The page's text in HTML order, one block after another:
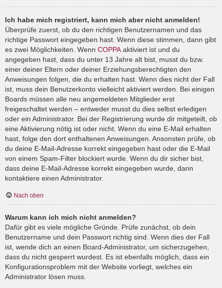
Ich habe mich registriert, kann mich aber nicht anmelden!
Überprüfe zuerst, ob du den richtigen Benutzernamen und das
richtige Passwort eingegeben hast. Wenn diese stimmen, dann gibt
es zwei Möglichkeiten. Wenn COPPA aktiviert ist und du
angegeben hast, dass du unter 13 Jahre alt bist, musst du bzw.
einer deiner Eltern oder deiner Erziehungsberechtigten den
Anweisungen folgen, die du erhalten hast. Wenn dies nicht der Fall
ist, muss dein Benutzerkonto vielleicht aktiviert werden. Bei einigen
Boards müssen alle neu angemeldeten Mitglieder erst
freigeschaltet werden – entweder musst du dies selbst erledigen
oder ein Administrator. Bei der Registrierung wurde dir mitgeteilt, ob
eine Aktivierung nötig ist oder nicht. Wenn du eine E-Mail erhalten
hast, folge den dort enthaltenen Anweisungen. Ansonsten prüfe, ob
du deine E-Mail-Adresse korrekt eingegeben hast oder die E-Mail
von einem Spam-Filter blockiert wurde. Wenn du dir sicher bist,
dass deine E-Mail-Adresse korrekt eingegeben wurde, dann
kontaktiere einen Administrator.
Nach oben
Warum kann ich mich nicht anmelden?
Dafür gibt es viele mögliche Gründe. Prüfe zunächst, ob dein
Benutzername und dein Passwort richtig sind. Wenn dies der Fall
ist, wende dich an einen Board-Administrator, um sicherzugehen,
dass du nicht gesperrt wurdest. Es ist ebenfalls möglich, dass ein
Konfigurationsproblem mit der Website vorliegt, welches ein
Administrator lösen muss.